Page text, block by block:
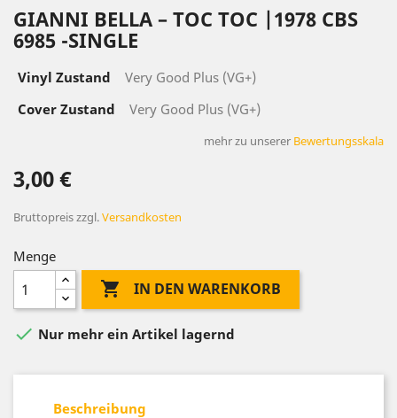
GIANNI BELLA – TOC TOC |1978 CBS
6985 -SINGLE
Vinyl Zustand
Very Good Plus (VG+)
Cover Zustand
Very Good Plus (VG+)
mehr zu unserer Bewertungsskala
3,00 €
Bruttopreiszzgl.Versandkosten
Menge
 IN DEN WARENKORB
 Nur mehr ein Artikel lagernd
Beschreibung